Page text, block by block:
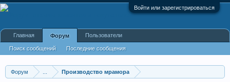
Войти или зарегистрироваться
Форум Производство мрамора
Главная Форум
Поиск сообщений Последние сообщения
Пользователи